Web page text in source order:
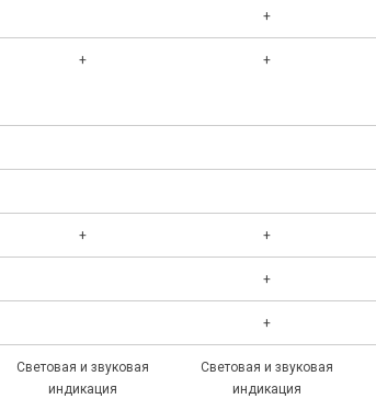
+
+ +
+ +
+
+
Световая и звуковая
индикация
Световая и звуковая
индикация